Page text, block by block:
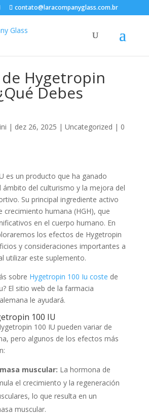
contato@laracompanyglass.com.br
Hygetropin
Debes
| dez 26, 2025 | Uncategorized | 0
es un producto que ha ganado
ámbito del culturismo y la mejora del
Su principal ingrediente activo
crecimiento humana (HGH), que
en el cuerpo humano. En
los efectos de Hygetropin
y consideraciones importantes a
utilizar este suplemento.
sobre Hygetropin 100 Iu coste de
El sitio web de la farmacia
le ayudará.
100 IU
100 IU pueden variar de
pero algunos de los efectos más
muscular: La hormona de
el crecimiento y la regeneración
lo que resulta en un
muscular.